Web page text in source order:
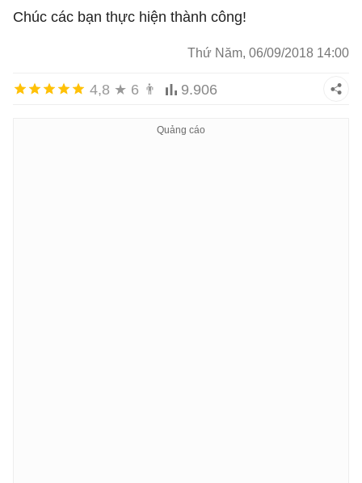
Chúc các bạn thực hiện thành công!
Thứ Năm, 06/09/2018 14:00
4,8 ★ 6 👨 9.906